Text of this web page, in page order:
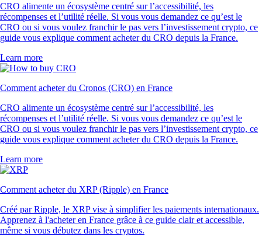
CRO alimente un écosystème centré sur l’accessibilité, les
récompenses et l’utilité réelle. Si vous vous demandez ce qu’est le
CRO ou si vous voulez franchir le pas vers l’investissement crypto, ce
guide vous explique comment acheter du CRO depuis la France.
Learn more
Comment acheter du Cronos (CRO) en France
CRO alimente un écosystème centré sur l’accessibilité, les
récompenses et l’utilité réelle. Si vous vous demandez ce qu’est le
CRO ou si vous voulez franchir le pas vers l’investissement crypto, ce
guide vous explique comment acheter du CRO depuis la France.
Learn more
Comment acheter du XRP (Ripple) en France
Créé par Ripple, le XRP vise à simplifier les paiements internationaux.
Apprenez à l'acheter en France grâce à ce guide clair et accessible,
même si vous débutez dans les cryptos.